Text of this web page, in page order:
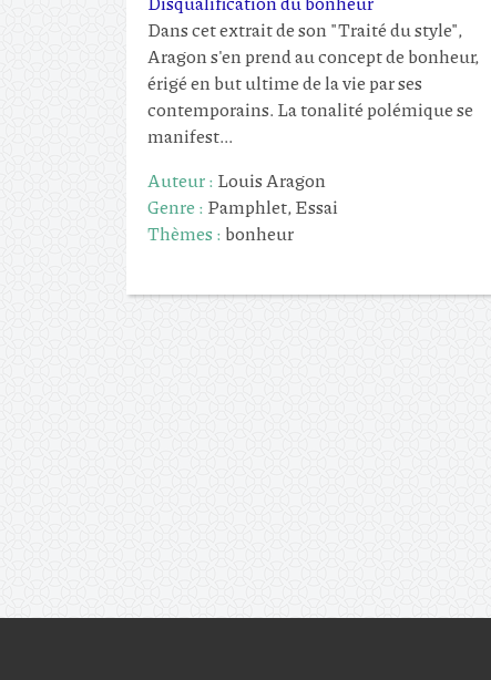
Dans cet extrait de son "Traité du style",
Aragon s'en prend au concept de bonheur,
érigé en but ultime de la vie par ses
contemporains. La tonalité polémique se
manifest...
Auteur : Louis Aragon
Genre : Pamphlet, Essai
Thèmes : bonheur